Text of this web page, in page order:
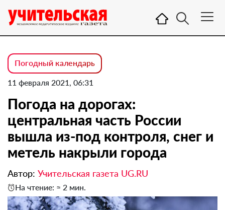
Погодный календарь
11 февраля 2021, 06:31
Погода на дорогах:
центральная часть России
вышла из-под контроля, снег и
метель накрыли города
Автор: Учительская газета UG.RU
На чтение: ≈ 2 мин.